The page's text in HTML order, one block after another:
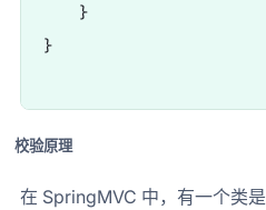
}
}
校验原理
在 SpringMVC 中，有一个类是